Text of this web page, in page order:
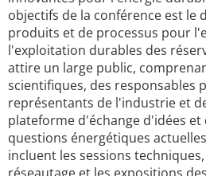
objectifs de la conférence est le
produits et de processus pour
l'exploitation durables des
attire un large public,
scientifiques, des responsables
représentants de l'industrie et
plateforme d'échange d'idées et
questions énergétiques
incluent les sessions